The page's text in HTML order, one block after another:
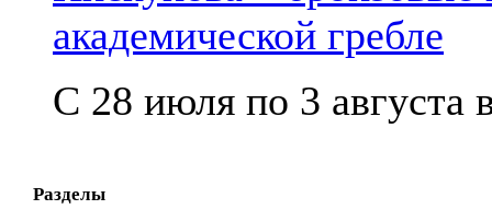
академической гребле
С 28 июля по 3 августа
Разделы